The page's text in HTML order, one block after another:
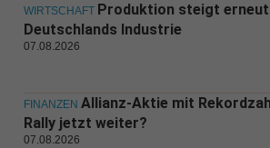
WIRTSCHAFT Produktion steigt
Deutschlands Industrie
07.08.2026
FINANZEN Allianz-Aktie mit
Rally jetzt weiter?
07.08.2026